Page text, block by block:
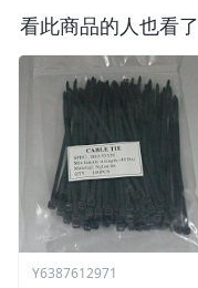
看此商品的人也看了
Y6387612971